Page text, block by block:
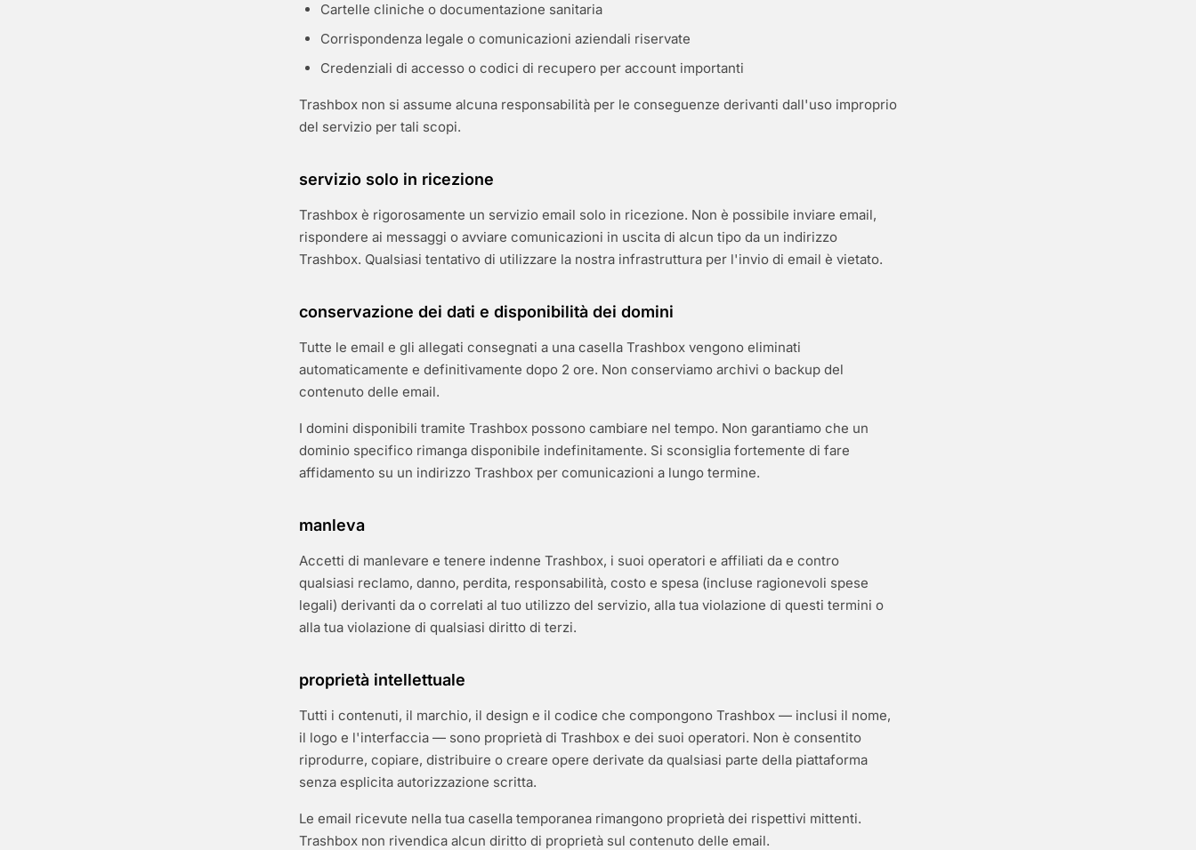
Cartelle cliniche o documentazione sanitaria
Corrispondenza legale o comunicazioni aziendali riservate
Credenziali di accesso o codici di recupero per account importanti
Trashbox non si assume alcuna responsabilità per le conseguenze derivanti dall'uso improprio
del servizio per tali scopi.
servizio solo in ricezione
Trashbox è rigorosamente un servizio email solo in ricezione. Non è possibile inviare email,
rispondere ai messaggi o avviare comunicazioni in uscita di alcun tipo da un indirizzo
Trashbox. Qualsiasi tentativo di utilizzare la nostra infrastruttura per l'invio di email è vietato.
conservazione dei dati e disponibilità dei domini
Tutte le email e gli allegati consegnati a una casella Trashbox vengono eliminati
automaticamente e definitivamente dopo 2 ore. Non conserviamo archivi o backup del
contenuto delle email.
I domini disponibili tramite Trashbox possono cambiare nel tempo. Non garantiamo che un
dominio specifico rimanga disponibile indefinitamente. Si sconsiglia fortemente di fare
affidamento su un indirizzo Trashbox per comunicazioni a lungo termine.
manleva
Accetti di manlevare e tenere indenne Trashbox, i suoi operatori e affiliati da e contro
qualsiasi reclamo, danno, perdita, responsabilità, costo e spesa (incluse ragionevoli spese
legali) derivanti da o correlati al tuo utilizzo del servizio, alla tua violazione di questi termini o
alla tua violazione di qualsiasi diritto di terzi.
proprietà intellettuale
Tutti i contenuti, il marchio, il design e il codice che compongono Trashbox — inclusi il nome,
il logo e l'interfaccia — sono proprietà di Trashbox e dei suoi operatori. Non è consentito
riprodurre, copiare, distribuire o creare opere derivate da qualsiasi parte della piattaforma
senza esplicita autorizzazione scritta.
Le email ricevute nella tua casella temporanea rimangono proprietà dei rispettivi mittenti.
Trashbox non rivendica alcun diritto di proprietà sul contenuto delle email.